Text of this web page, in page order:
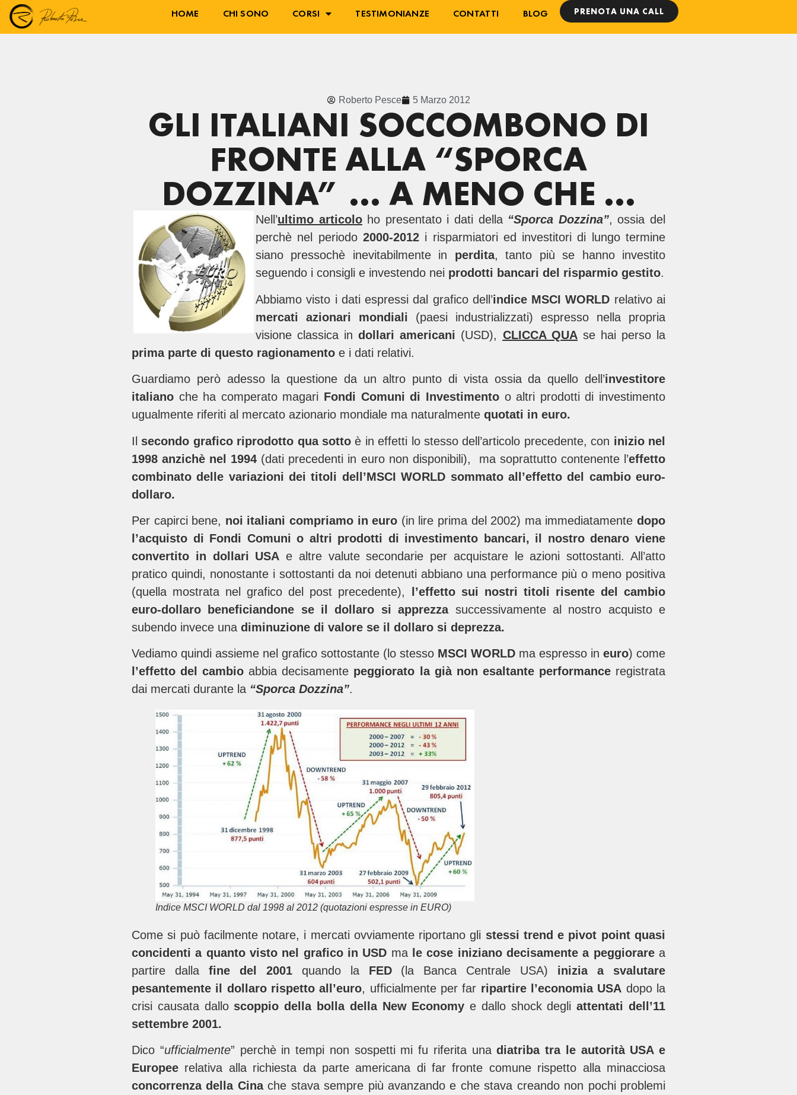
HOME CHI SONO CORSI TESTIMONIANZE CONTATTI BLOG PRENOTA UNA CALL
Roberto Pesce 5 Marzo 2012
GLI ITALIANI SOCCOMBONO DI
FRONTE ALLA “SPORCA
DOZZINA” … A MENO CHE …
Nell’ultimo articoloho presentato i dati della “Sporca Dozzina”, ossia del
perchè nel periodo 2000-2012i risparmiatori ed investitori di lungo termine
siano pressochè inevitabilmente in perdita, tanto più se hanno investito
seguendo i consigli e investendo nei prodotti bancari del risparmio gestito.
Abbiamo visto i dati espressi dal grafico dell’indice MSCI WORLD relativo ai
mercati azionari mondiali (paesi industrializzati) espresso nella propria
visione classica indollari americani (USD), CLICCA QUAse hai perso la
prima parte di questo ragionamento e i dati relativi.
Guardiamo però adesso la questione da un altro punto di vista ossia da quello dell’investitore
italiano che ha comperato magari Fondi Comuni di Investimentoo altri prodotti di investimento
ugualmente riferiti al mercato azionario mondiale ma naturalmente quotati in euro.
Il secondo grafico riprodotto qua sotto è in effetti lo stesso dell’articolo precedente, con inizio nel
1998 anzichè nel 1994 (dati precedenti in euro non disponibili), ma soprattutto contenente l’effetto
combinato delle variazioni dei titoli dell’MSCI WORLD sommato all’effetto del cambio euro-
dollaro.
Per capirci bene, noi italiani compriamo in euro (in lire prima del 2002) ma immediatamentedopo
l’acquisto di Fondi Comuni o altri prodotti di investimento bancari, il nostro denaro viene
convertito in dollari USA e altre valute secondarie per acquistare le azioni sottostanti. All’atto
pratico quindi, nonostante i sottostanti da noi detenuti abbiano una performance più o meno positiva
(quella mostrata nel grafico del post precedente),
l’effetto sui nostri titoli risente del cambio
euro-dollaro
beneficiandone se il dollaro si apprezzasuccessivamente al nostro acquisto e
subendo invece una diminuzione di valore se il dollaro si deprezza.
Vediamo quindi assieme nel grafico sottostante (lo stesso MSCI WORLD ma espresso in euro) come
l’effetto del cambio abbia decisamente peggiorato la già non esaltante performanceregistrata
dai mercati durante la “Sporca Dozzina”.
Indice MSCI WORLD dal 1998 al 2012 (quotazioni espresse in EURO)
Come si può facilmente notare, i mercati ovviamente riportano gli stessi trend e pivot point quasi
concidenti a quanto visto nel grafico in USD ma le cose iniziano decisamente a peggiorarea
partire dalla fine del 2001quando la FED (la Banca Centrale USA) inizia a svalutare
pesantemente il dollaro rispetto all’euro, ufficialmente per far ripartire l’economia USA dopo la
crisi causata dallo scoppio della bolla della New Economy e dallo shock degliattentati dell’11
settembre 2001.
Dico “ufficialmente” perchè in tempi non sospetti mi fu riferita unadiatriba tra le autorità USA e
Europee relativa alla richiesta da parte americana di far fronte comune rispetto alla minacciosa
concorrenza della Cinache stava sempre più avanzando e che stava creando non pochi problemi